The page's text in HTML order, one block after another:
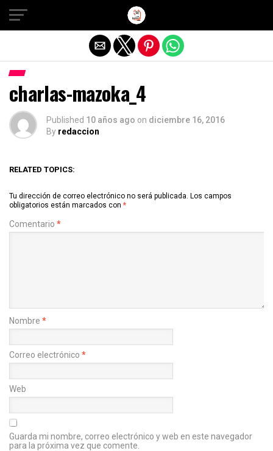
charlas-mazoka_4
Published 10 años ago on diciembre 16, 2016
By redaccion
RELATED TOPICS:
Tu dirección de correo electrónico no será publicada. Los campos
obligatorios están marcados con *
Comentario *
Nombre *
Correo electrónico *
Web
Guarda mi nombre, correo electrónico y web en este navegador
para la próxima vez que comente.
Salir de la versión móvil